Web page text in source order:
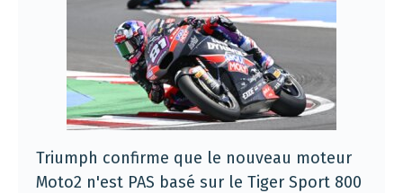
Triumph confirme que le nouveau moteur
Moto2 n'est PAS basé sur le Tiger Sport 800